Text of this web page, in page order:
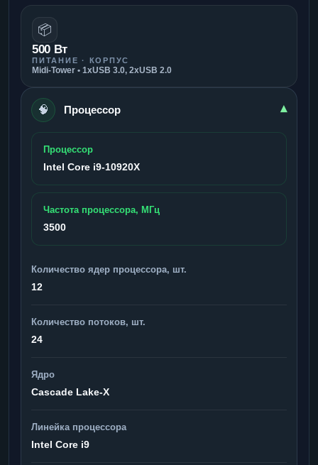
📦
500 Вт
ПИТАНИЕ · КОРПУС
Midi-Tower • 1xUSB 3.0, 2xUSB 2.0
🧠 Процессор ▾
Процессор
Intel Core i9-10920X
Частота процессора, МГц
3500
Количество ядер процессора, шт.
12
Количество потоков, шт.
24
Ядро
Cascade Lake-X
Линейка процессора
Intel Core i9